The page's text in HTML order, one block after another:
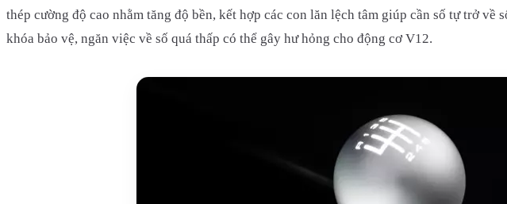
thép cường độ cao nhằm tăng độ bền, kết hợp các con lăn lệch tâm giúp cần số tự trở
khóa bảo vệ, ngăn việc về số quá thấp có thể gây hư hỏng cho động cơ V12.